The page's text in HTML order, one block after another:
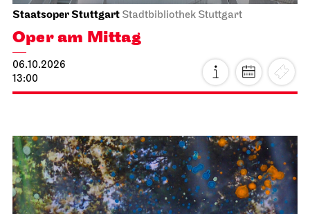
Staatsoper Stuttgart Stadtbibliothek Stuttgart
Oper am Mittag
06.10.2026
13:00